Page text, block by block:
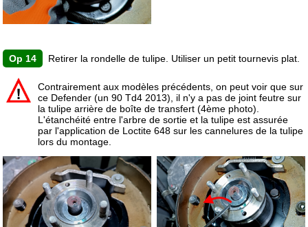
Op 14 Retirer la rondelle de tulipe. Utiliser un petit tournevis plat.
Contrairement aux modèles précédents, on peut voir que sur
ce Defender (un 90 Td4 2013), il n'y a pas de joint feutre sur
la tulipe arrière de boîte de transfert (4ème photo).
L'étanchéité entre l'arbre de sortie et la tulipe est assurée
par l'application de Loctite 648 sur les cannelures de la tulipe
lors du montage.